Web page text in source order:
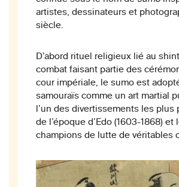
artistes, dessinateurs et
siècle.
D’abord rituel religieux lié au
combat faisant partie des
cour impériale, le sumo est
samouraïs comme un art martial
l’un des divertissements les plus
de l’époque d’Edo (1603-1868) et
champions de lutte de véritables